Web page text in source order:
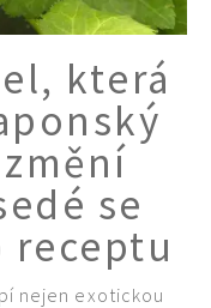
která
se
nejen exotickou